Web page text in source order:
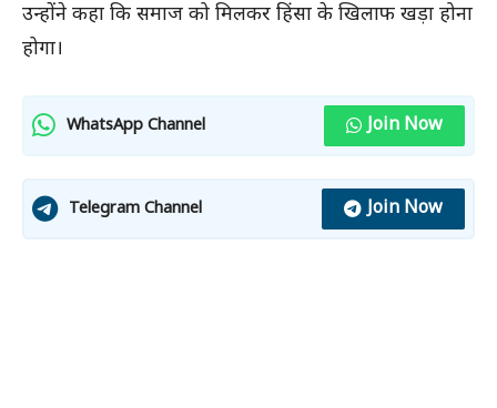
उन्होंने कहा कि समाज को मिलकर हिंसा के खिलाफ खड़ा होना
होगा।
WhatsApp Channel Join Now
Telegram Channel Join Now